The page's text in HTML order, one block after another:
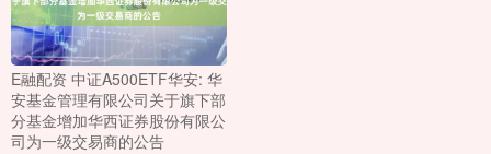
E融配资 中证A500ETF华安: 华
安基金管理有限公司关于旗下部
分基金增加华西证券股份有限公
司为一级交易商的公告